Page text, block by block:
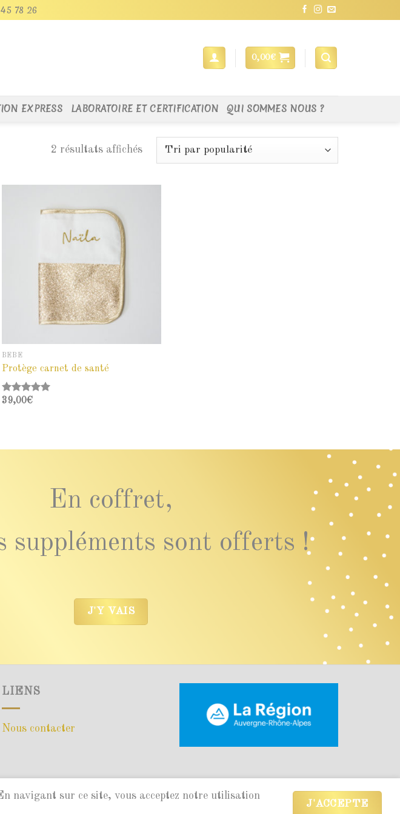
78 26
0,00€
EXPRESS LABORATOIRE ET CERTIFICATION QUI SOMMES NOUS ?
2 résultats affichés
BÉBÉ
Protège carnet de santé
Note5.00
39,00€
En coffret,
suppléments sont offerts !
J'Y VAIS
LIENS
Nous contacter
navigant sur ce site, vous acceptez notre utilisation
J'ACCEPTE